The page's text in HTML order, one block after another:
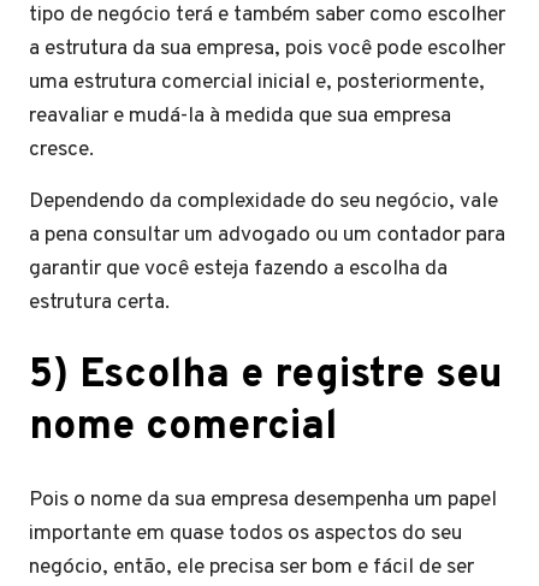
tipo de negócio terá e também saber como escolher
a estrutura da sua empresa, pois você pode escolher
uma estrutura comercial inicial e, posteriormente,
reavaliar e mudá-la à medida que sua empresa
cresce.
Dependendo da complexidade do seu negócio, vale
a pena consultar um advogado ou um contador para
garantir que você esteja fazendo a escolha da
estrutura certa.
5) Escolha e registre seu
nome comercial
Pois o nome da sua empresa desempenha um papel
importante em quase todos os aspectos do seu
negócio, então, ele precisa ser bom e fácil de ser